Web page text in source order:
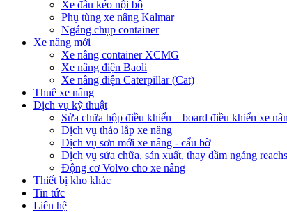
Xe đầu kéo nội bộ
Phụ tùng xe nâng Kalmar
Ngáng chụp container
Xe nâng mới
Xe nâng container XCMG
Xe nâng điện Baoli
Xe nâng điện Caterpillar (Cat)
Thuê xe nâng
Dịch vụ kỹ thuật
Sửa chữa hộp điều khiển – board điều khiển xe
Dịch vụ tháo lắp xe nâng
Dịch vụ sơn mới xe nâng - cẩu bờ
Dịch vụ sửa chữa, sản xuất, thay dầm ngáng
Động cơ Volvo cho xe nâng
Thiết bị kho khác
Tin tức
Liên hệ